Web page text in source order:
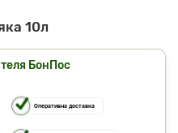
10л
БонПос
Оперативна доставка